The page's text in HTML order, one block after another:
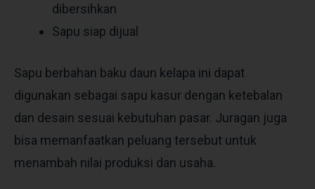
dibersihkan
Sapu siap dijual
Sapu berbahan baku daun kelapa ini dapat
digunakan sebagai sapu kasur dengan ketebalan
dan desain sesuai kebutuhan pasar. Juragan juga
bisa memanfaatkan peluang tersebut untuk
menambah nilai produksi dan usaha.